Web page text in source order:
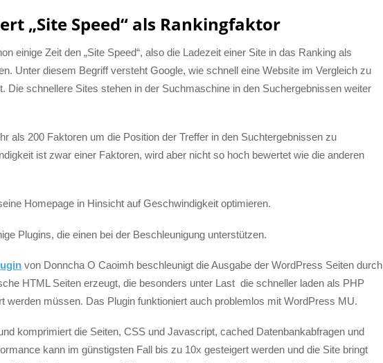
„Site Speed“ als Rankingfaktor
einige Zeit den „Site Speed“, also die Ladezeit einer Site in das Ranking als
Unter diesem Begriff versteht Google, wie schnell eine Website im Vergleich zu
Die schnellere Sites stehen in der Suchmaschine in den Suchergebnissen weiter
als 200 Faktoren um die Position der Treffer in den Suchtergebnissen zu
ist zwar einer Faktoren, wird aber nicht so hoch bewertet wie die anderen
Homepage in Hinsicht auf Geschwindigkeit optimieren.
Plugins, die einen bei der Beschleunigung unterstützen.
von Donncha O Caoimh beschleunigt die Ausgabe der WordPress Seiten durch
HTML Seiten erzeugt, die besonders unter Last die schneller laden als PHP
werden müssen. Das Plugin funktioniert auch problemlos mit WordPress MU.
komprimiert die Seiten, CSS und Javascript, cached Datenbankabfragen und
kann im günstigsten Fall bis zu 10x gesteigert werden und die Site bringt